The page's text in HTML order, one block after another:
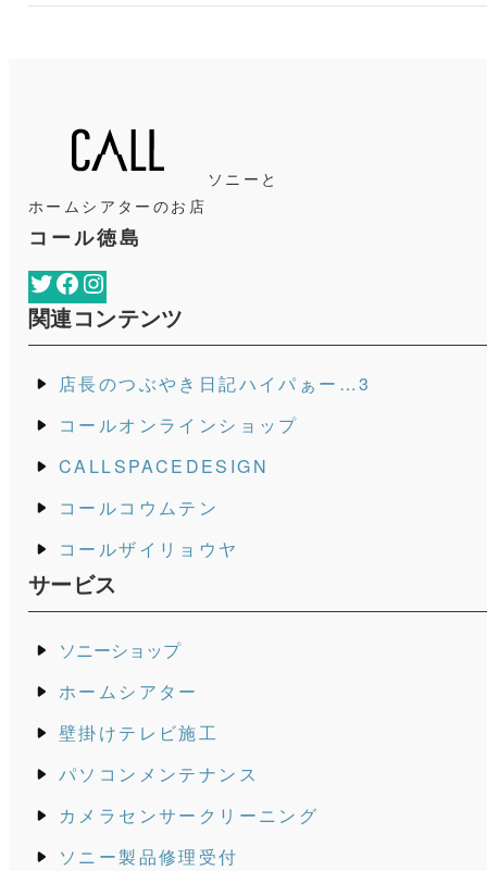
ソニーと
ホームシアターのお店
コール徳島
TwitterFacebook
関連コンテンツ
店長のつぶやき日記ハイパぁー…3
コールオンラインショップ
CALLSPACEDESIGN
コールコウムテン
コールザイリョウヤ
サービス
ソニーショップ
ホームシアター
壁掛けテレビ施工
パソコンメンテナンス
カメラセンサークリーニング
ソニー製品修理受付